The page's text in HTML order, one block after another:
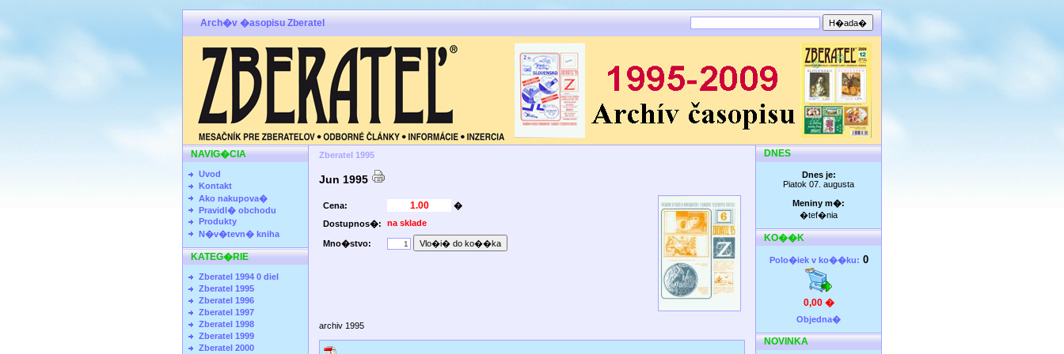
Arch�v �asopisu Zberatel
NAVIG�CIA
Uvod
Kontakt
Ako nakupova�
Pravidl� obchodu
Produkty
N�v�tevn� kniha
KATEG�RIE
Zberatel 1994 0 diel
Zberatel 1995
Zberatel 1996
Zberatel 1997
Zberatel 1998
Zberatel 1999
Zberatel 2000
Zberatel 1995
Jun 1995
Cena:
�
Dostupnos�:
na sklade
Mno�stvo:
archiv 1995
DNES
Dnes je:
Piatok 07. augusta
Meniny m�:
�tef�nia
KO��K
Polo�iek v ko��ku: 0
0,00 �
Objedna�
NOVINKA